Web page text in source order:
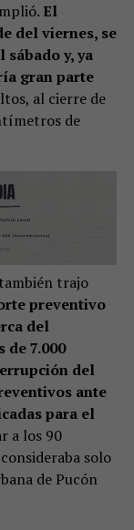
El
del viernes, se
y, ya
gran parte
al cierre de
de
trajo
preventivo
del
7.000
del
ante
para el
a los 90
solo
de Pucón